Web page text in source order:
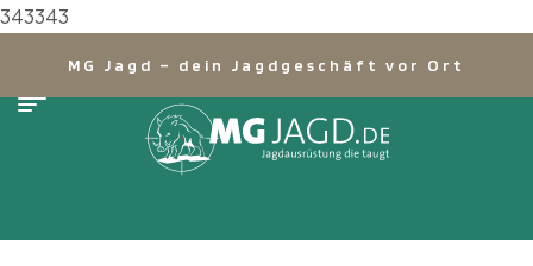
343343
MG Jagd – dein Jagdgeschäft vor Ort